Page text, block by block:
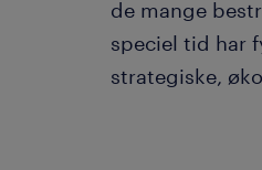
de mange
speciel tid har
strategiske,